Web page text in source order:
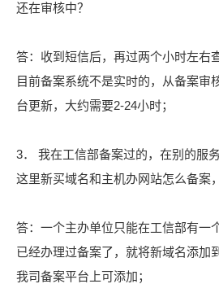
还在审核中？
答：收到短信后，再过两个小时左右
目前备案系统不是实时的，从备案审
台更新，大约需要2-24小时；
3． 我在工信部备案过的，在别的服
这里新买域名和主机办网站怎么备案
答：一个主办单位只能在工信部有一
已经办理过备案了，就将新域名添加
我司备案平台上可添加；